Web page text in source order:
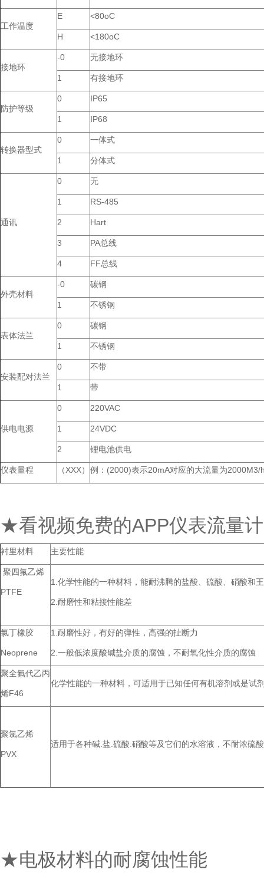
工作温度
E <80oC
H <180oC
接地环
-0 无接地环
1 有接地环
防护等级
0 IP65
1 IP68
转换器型式
0 一体式
1 分体式
通讯
0 无
1 RS-485
2 Hart
3 PA总线
4 FF总线
外壳材料
-0 碳钢
1 不锈钢
表体法兰
0 碳钢
1 不锈钢
安装配对法兰
0 不带
1 带
供电电源
0 220VAC
1 24VDC
2 锂电池供电
仪表量程 （XXX） 例：(2000)表示20mA对应的大流量为2000M3/
★看视频免费的APP仪表流量
衬里材料 主要性能
聚四氟乙烯
PTFE
1.化学性能的一种材料，能耐沸腾的盐酸、硫酸、硝酸和
2.耐磨性和粘接性能差
氯丁橡胶
Neoprene
1.耐磨性好，有好的弹性，高强的扯断力
2.一般低浓度酸碱盐介质的腐蚀，不耐氧化性介质的腐蚀
聚全氟代乙丙
烯F46
化学性能的一种材料，可适用于已知任何有机溶剂或是试剂
聚氯乙烯
PVX
适用于各种碱.盐.硫酸.硝酸等及它们的水溶液，不耐浓硫
★电极材料的耐腐蚀性能